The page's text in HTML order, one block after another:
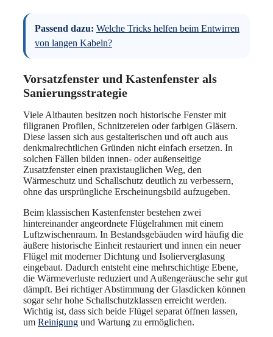
Passend dazu: Welche Tricks helfen beim Entwirren
von langen Kabeln?
Vorsatzfenster und Kastenfenster als
Sanierungsstrategie
Viele Altbauten besitzen noch historische Fenster mit
filigranen Profilen, Schnitzereien oder farbigen Gläsern.
Diese lassen sich aus gestalterischen und oft auch aus
denkmalrechtlichen Gründen nicht einfach ersetzen. In
solchen Fällen bilden innen- oder außenseitige
Zusatzfenster einen praxistauglichen Weg, den
Wärmeschutz und Schallschutz deutlich zu verbessern,
ohne das ursprüngliche Erscheinungsbild aufzugeben.
Beim klassischen Kastenfenster bestehen zwei
hintereinander angeordnete Flügelrahmen mit einem
Luftzwischenraum. In Bestandsgebäuden wird häufig die
äußere historische Einheit restauriert und innen ein neuer
Flügel mit moderner Dichtung und Isolierverglasung
eingebaut. Dadurch entsteht eine mehrschichtige Ebene,
die Wärmeverluste reduziert und Außengeräusche sehr gut
dämpft. Bei richtiger Abstimmung der Glasdicken können
sogar sehr hohe Schallschutzklassen erreicht werden.
Wichtig ist, dass sich beide Flügel separat öffnen lassen,
um Reinigung und Wartung zu ermöglichen.